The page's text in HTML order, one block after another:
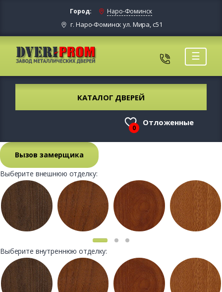
Город: Наро-Фоминск
г. Наро-Фоминск ул. Мира, с51
☰
КАТАЛОГ ДВЕРЕЙ
0
Отложенные
Вызов замерщика
Выберите внешнюю отделку:
Выберите внутреннюю отделку: